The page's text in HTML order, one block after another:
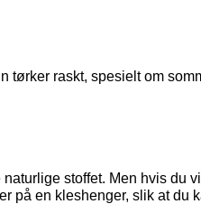
tørker raskt, spesielt om
stoffet. Men hvis du
på en kleshenger, slik at du